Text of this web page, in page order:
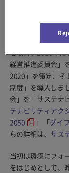
当社グループは
業を通じた社会
場づくりなど、
した。具体的に
を取得、2010年に
経営推進委員会」
2020」を策定、そ
制度」を導入しま
会」を「サステナ
テナビリティアク
2050
」「ダイ
らの詳細は、 サス
当初は環境にフォ
をはじめとして、